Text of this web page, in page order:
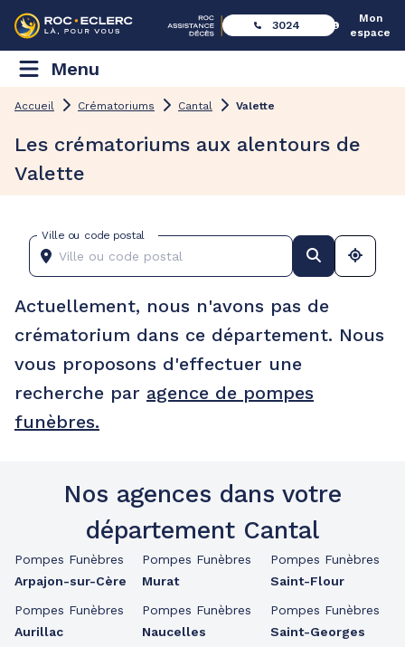
3024
Mon
espace
Menu
Accueil Crématoriums Cantal Valette
Les crématoriums aux alentours de
Valette
Ville ou code postal
Actuellement, nous n'avons pas de
crématorium dans ce département. Nous
vous proposons d'effectuer une
recherche par agence de pompes
funèbres.
Nos agences dans votre
département Cantal
Pompes Funèbres
Arpajon-sur-Cère
Pompes Funèbres
Aurillac
Pompes Funèbres
Murat
Pompes Funèbres
Naucelles
Pompes Funèbres
Saint-Flour
Pompes Funèbres
Saint-Georges